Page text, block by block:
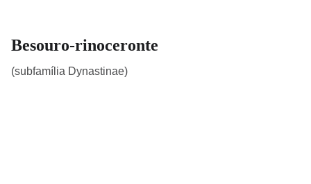
Besouro-rinoceronte
(subfamília Dynastinae)